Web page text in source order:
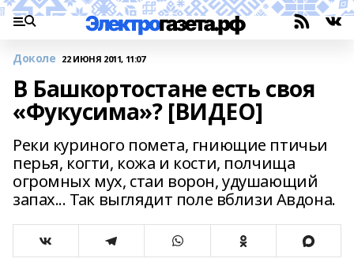
Доколе 22 ИЮНЯ 2011, 11:07
В Башкортостане есть своя
«Фукусима»? [ВИДЕО]
Реки куриного помета, гниющие птичьи
перья, когти, кожа и кости, полчища
огромных мух, стаи ворон, удушающий
запах... Так выглядит поле вблизи Авдона.